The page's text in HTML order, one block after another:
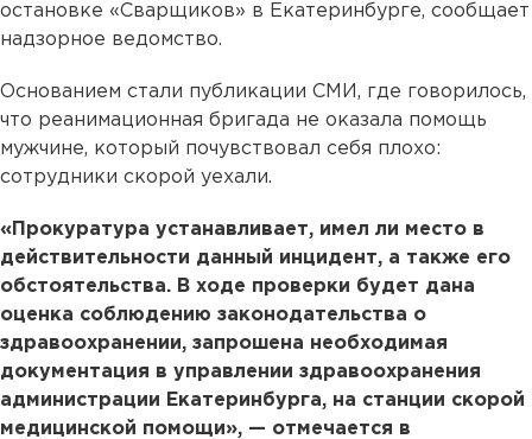
остановке «Сварщиков» в Екатеринбурге, сообщает
надзорное ведомство.
Основанием стали публикации СМИ, где говорилось,
что реанимационная бригада не оказала помощь
мужчине, который почувствовал себя плохо:
сотрудники скорой уехали.
«Прокуратура устанавливает, имел ли место в
действительности данный инцидент, а также его
обстоятельства. В ходе проверки будет дана
оценка соблюдению законодательства о
здравоохранении, запрошена необходимая
документация в управлении здравоохранения
администрации Екатеринбурга, на станции скорой
медицинской помощи», — отмечается в